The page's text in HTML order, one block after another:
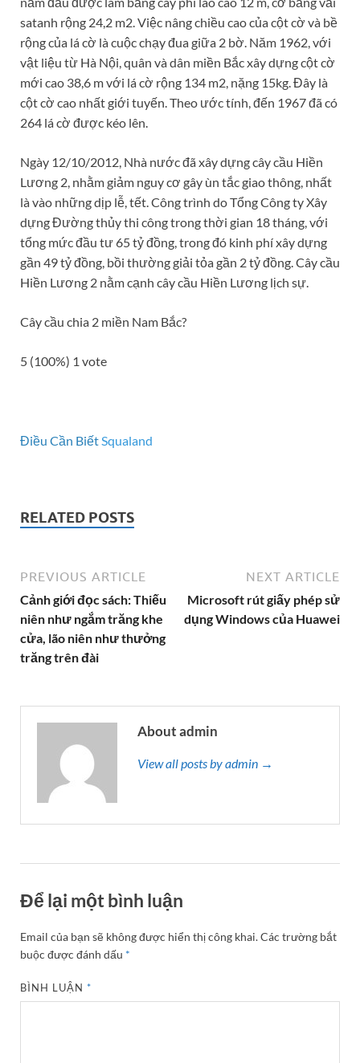
satanh rộng 24,2 m­­­2. Việc nâng chiều cao của cột cờ và bề
rộng của lá cờ là cuộc chạy đua giữa 2 bờ. Năm 1962, với
vật liệu từ Hà Nội, quân và dân miền Bắc xây dựng cột cờ
mới cao 38,6 m với lá cờ rộng 134 m2, nặng 15kg. Đây là
cột cờ cao nhất giới tuyến. Theo ước tính, đến 1967 đã có
264 lá cờ được kéo lên.
Ngày 12/10/2012, Nhà nước đã xây dựng cây cầu Hiền
Lương 2, nhằm giảm nguy cơ gây ùn tắc giao thông, nhất
là vào những dịp lễ, tết. Công trình do Tổng Công ty Xây
dựng Đường thủy thi công trong thời gian 18 tháng, với
tổng mức đầu tư 65 tỷ đồng, trong đó kinh phí xây dựng
gần 49 tỷ đồng, bồi thường giải tỏa gần 2 tỷ đồng. Cây cầu
Hiền Lương 2 nằm cạnh cây cầu Hiền Lương lịch sự.
Cây cầu chia 2 miền Nam Bắc?
5 (100%) 1 vote
Điều Cần Biết Squaland
RELATED POSTS
PREVIOUS ARTICLE
Cảnh giới đọc sách: Thiếu
niên như ngắm trăng khe
cửa, lão niên như thưởng
trăng trên đài
NEXT ARTICLE
Microsoft rút giấy phép sử
dụng Windows của Huawei
About admin
View all posts by admin →
Để lại một bình luận
Email của bạn sẽ không được hiển thị công khai.Các trường bắt
buộc được đánh dấu *
BÌNH LUẬN*